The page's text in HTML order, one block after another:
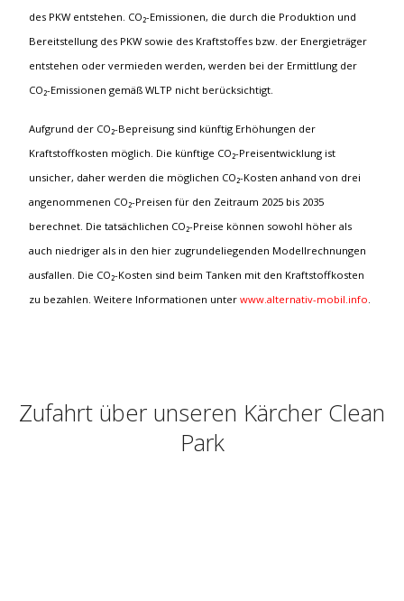
des PKW entstehen. CO₂-Emissionen, die durch die Produktion und
Bereitstellung des PKW sowie des Kraftstoffes bzw. der Energieträger
entstehen oder vermieden werden, werden bei der Ermittlung der
CO₂-Emissionen gemäß WLTP nicht berücksichtigt.
Aufgrund der CO₂-Bepreisung sind künftig Erhöhungen der
Kraftstoffkosten möglich. Die künftige CO₂-Preisentwicklung ist
unsicher, daher werden die möglichen CO₂-Kosten anhand von drei
angenommenen CO₂-Preisen für den Zeitraum 2025 bis 2035
berechnet. Die tatsächlichen CO₂-Preise können sowohl höher als
auch niedriger als in den hier zugrundeliegenden Modellrechnungen
ausfallen. Die CO₂-Kosten sind beim Tanken mit den Kraftstoffkosten
zu bezahlen. Weitere Informationen unter www.alternativ-mobil.info
Zufahrt über unseren Kärcher Clean
Park